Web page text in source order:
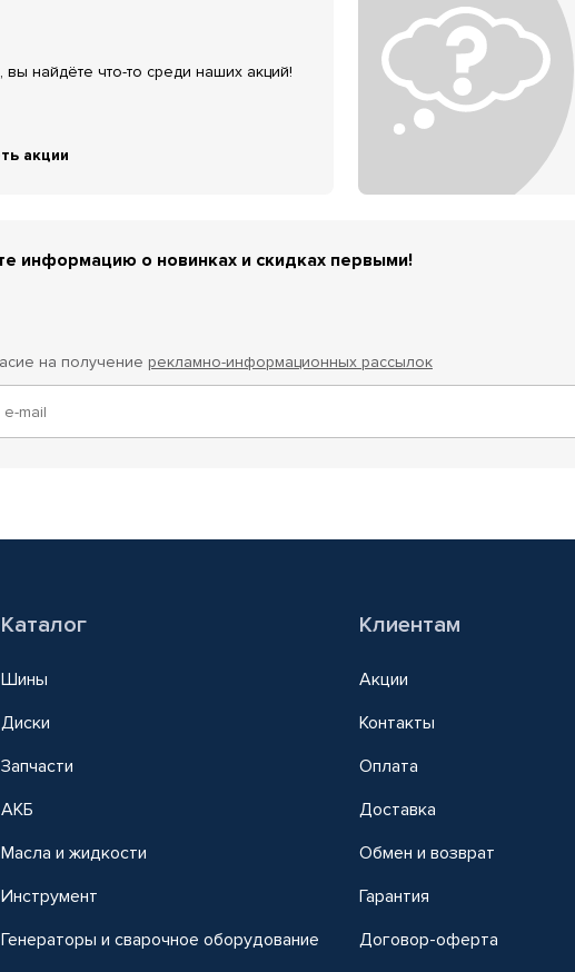
найдёте что-то среди наших акций!
акции
информацию о новинках и скидках первыми!
на получение рекламно-информационных рассылок
Каталог
Шины
Диски
Запчасти
АКБ
Масла и жидкости
Инструмент
Генераторы и сварочное оборудование
Клиентам
Акции
Контакты
Оплата
Доставка
Обмен и возврат
Гарантия
Договор-оферта